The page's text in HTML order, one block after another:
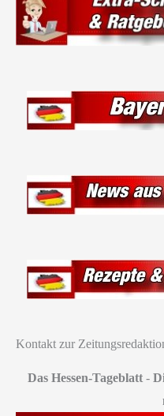
Kontakt zur
Das Hessen-Tageblatt -